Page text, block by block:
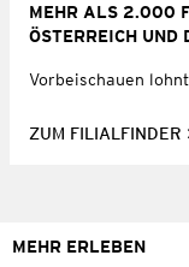
MEHR ALS 2.000
ÖSTERREICH UND
Vorbeischauen
ZUM FILIALFINDER
MEHR ERLEBEN